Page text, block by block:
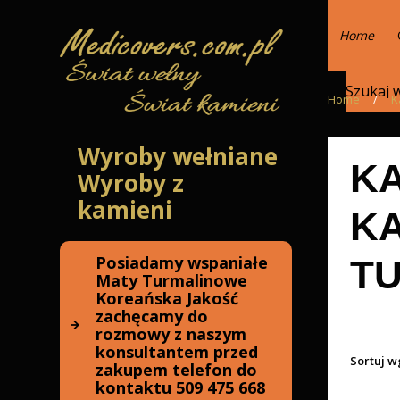
Wyroby wełniane
Wyroby z
kamieni
Posiadamy wspaniałe
Maty Turmalinowe
Koreańska Jakość
zachęcamy do
rozmowy z naszym
konsultantem przed
zakupem telefon do
kontaktu 509 475 668
Home
Home /
Sortuj